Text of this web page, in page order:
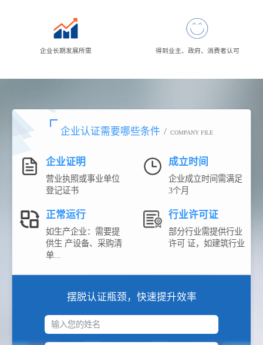
企业长期发展所需 得到业主、政府、消费者认可
企业认证需要哪些条件 / COMPANY FILE
企业证明
营业执照或事业单位
登记证书
成立时间
企业成立时间需满足
3个月
正常运行
如生产企业：需要提
供生 产设备、采购清
单...
行业许可证
部分行业需提供行业
许可 证，如建筑行业
摆脱认证瓶颈，快速提升效率
输入您的姓名